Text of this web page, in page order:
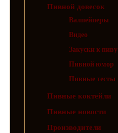
Пивной довесок
Валпейперы
Видео
Закуски к пиву
Пивной юмор
Пивные тесты
Пивные коктейли
Пивные новости
Производители